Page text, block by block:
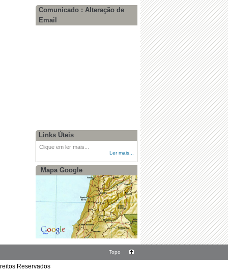
Comunicado : Alteração de
Email
Links Úteis
Clique em ler mais...
Ler mais...
Mapa Google
Topo
Reservados